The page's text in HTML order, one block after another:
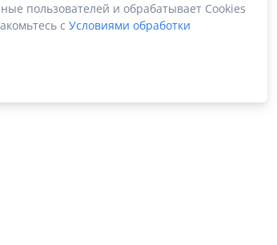
пользователей и обрабатывает Cookies
с Условиями обработки